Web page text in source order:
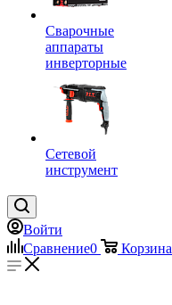
Сварочные
аппараты
инверторные
Сетевой
инструмент
Войти
Сравнение0 Корзина